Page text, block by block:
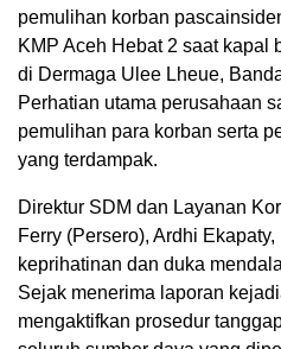
pemulihan korban
KMP Aceh Hebat 2 saat kapal
di Dermaga Ulee Lheue,
Perhatian utama perusahaan
pemulihan para korban serta
yang terdampak.
Direktur SDM dan Layanan
Ferry (Persero), Ardhi
keprihatinan dan duka
Sejak menerima laporan
mengaktifkan prosedur